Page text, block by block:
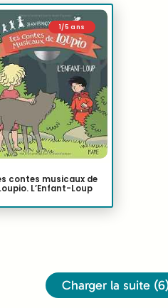
1/5 ans
contes musicaux de
L’Enfant-Loup
Charger la suite